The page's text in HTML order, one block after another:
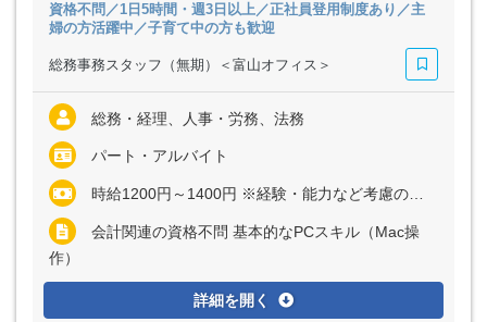
資格不問／1日5時間・週3日以上／正社員登用制度あり／主
婦の方活躍中／子育て中の方も歓迎
総務事務スタッフ（無期）＜富山オフィス＞
総務・経理、人事・労務、法務
パート・アルバイト
時給1200円～1400円 ※経験・能力など考慮の上、決定いたします
会計関連の資格不問 基本的なPCスキル（Mac操
作）
詳細を開く